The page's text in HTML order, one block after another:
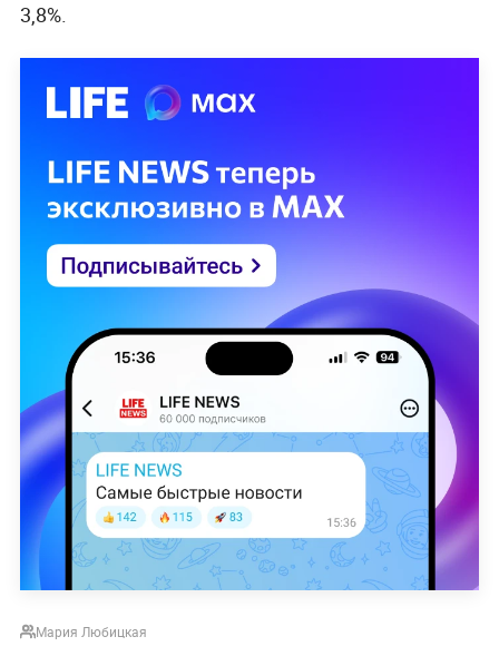
3,8%.
Мария Любицкая